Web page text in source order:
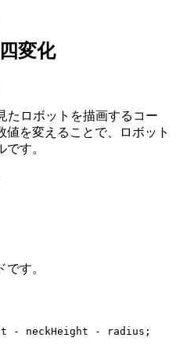
変化
たロボットを描画するコー
値を変えることで、ロボット
す。
す。
- neckHeight - radius;